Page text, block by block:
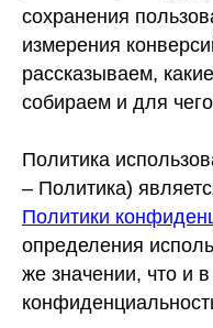
сохранения
измерения
рассказываем,
собираем и для
Политика
– Политика)
Политики
определения
же значении, что и